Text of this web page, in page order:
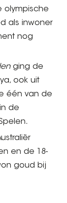
olympische
als inwoner
nog
ging de
ook uit
één van de
de
en de 18-
goud bij